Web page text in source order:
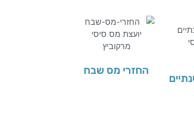
החזרי מס שבח